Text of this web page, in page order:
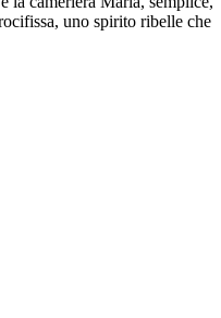
uno spirito ribelle che